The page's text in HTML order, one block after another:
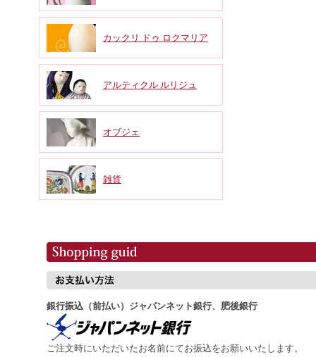
カックリ ドゥ ロクマリア
アルティクル ルリジュ
オブジェ
雑貨
銀行振込（前払い）ジャパンネット銀行、肥後銀行
ご注文時にいただいたお名前にてお振込をお願いいたします。